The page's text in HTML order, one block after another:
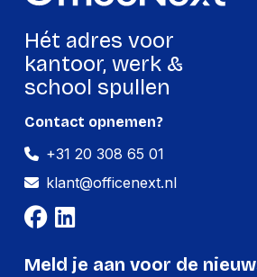
Verpakking
Per stuk
Hoeveelheid:
Breedte:
Hoogte:
Lengte:
Gewicht:
194 gram
Hét adres voor
kantoor, werk &
school spullen
Contact opnemen?
+31 20 308 65 01
klant@officenext.nl
Meld je aan voor de